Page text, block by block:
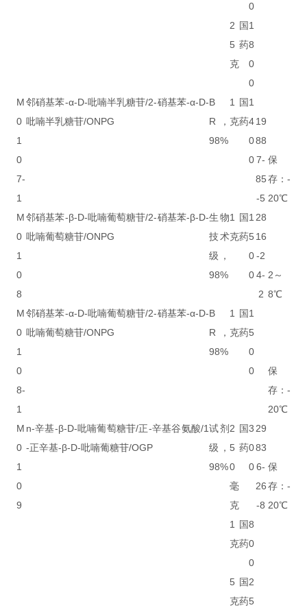
0
2
5
克
国
药
1
8
0
0
M
0
1
0
7-
1
邻硝基苯-α-D-吡喃半乳糖苷/2-硝基苯-α-D-
吡喃半乳糖苷/ONPG
B
R，
98%
1
克
国
药
1
4
0
0
19
88
7-
85
-5
保
存：-
20℃
M
0
1
0
8
邻硝基苯-β-D-吡喃葡萄糖苷/2-硝基苯-β-D-
吡喃葡萄糖苷/ONPG
生物
技术
级，
98%
1
克
国
药
1
5
0
0
28
16
-2
4-
2
2～
8℃
M
0
1
0
8-
1
邻硝基苯-α-D-吡喃葡萄糖苷/2-硝基苯-α-D-
吡喃葡萄糖苷/ONPG
B
R，
98%
1
克
国
药
1
5
0
0
保
存：-
20℃
M
0
1
0
9
n-辛基-β-D-吡喃葡萄糖苷/正-辛基谷氨酸/1
-正辛基-β-D-吡喃葡糖苷/OGP
试剂
级，
98%
2
5
0
毫
克
国
药
3
0
0
29
83
6-
26
-8
保
存：-
20℃
1
克
国
药
8
0
0
5
克
国
药
2
5